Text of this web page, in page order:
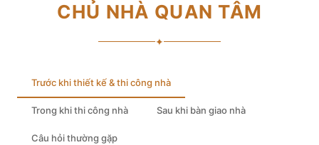
CHỦ NHÀ QUAN TÂM
✦
Trước khi thiết kế & thi công nhà
Trong khi thi công nhà Sau khi bàn giao nhà
Câu hỏi thường gặp